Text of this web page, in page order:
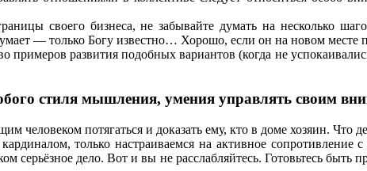
своего бизнеса, не забывайте думать на несколько
— только Богу известно… Хорошо, если он на новом месте
примеров развития подобных вариантов (когда не
стиля мышления, умения управлять своим
потягаться и доказать ему, кто в доме хозяин. Что
только настраиваемся на активное
серьёзное дело. Вот и вы не расслабляйтесь. Готовьтесь